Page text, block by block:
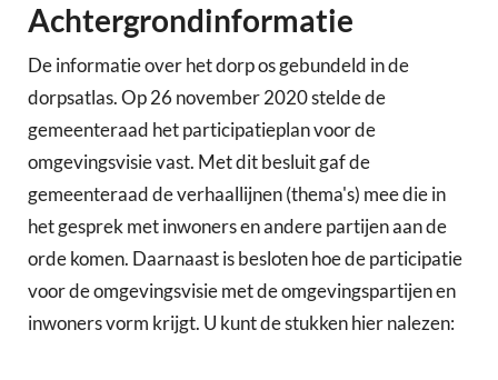
Achtergrondinformatie
De informatie over het dorp os gebundeld in de
dorpsatlas. Op 26 november 2020 stelde de
gemeenteraad het participatieplan voor de
omgevingsvisie vast. Met dit besluit gaf de
gemeenteraad de verhaallijnen (thema's) mee die in
het gesprek met inwoners en andere partijen aan de
orde komen. Daarnaast is besloten hoe de participatie
voor de omgevingsvisie met de omgevingspartijen en
inwoners vorm krijgt. U kunt de stukken hier nalezen: